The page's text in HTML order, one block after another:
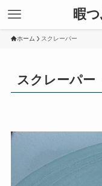
暇
ホーム スクレーパー
スクレーパー